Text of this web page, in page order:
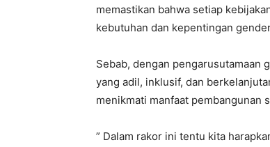
memastikan bahwa setiap
kebutuhan dan kepentingan
Sebab, dengan pengarusutamaan
yang adil, inklusif, dan
menikmati manfaat pembangunan
” Dalam rakor ini tentu kita